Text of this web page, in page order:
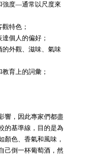
強度—通常以尺度來
特色；
個人的偏好；
的外觀、滋味、氣味
育上的詞彙；
響，因此專家們都盡
的基準線，目的是為
色、香氣和風味，
己倒一杯葡萄酒，然